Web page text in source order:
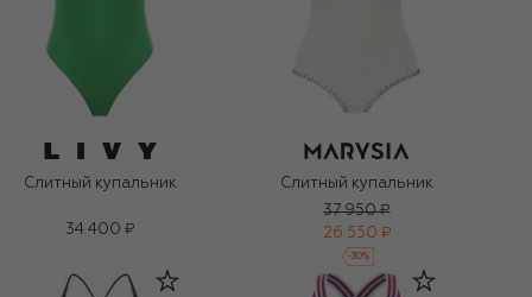
Слитный купальник
34 400 ₽
Слитный купальник
37 950 ₽
26 550 ₽
-30%